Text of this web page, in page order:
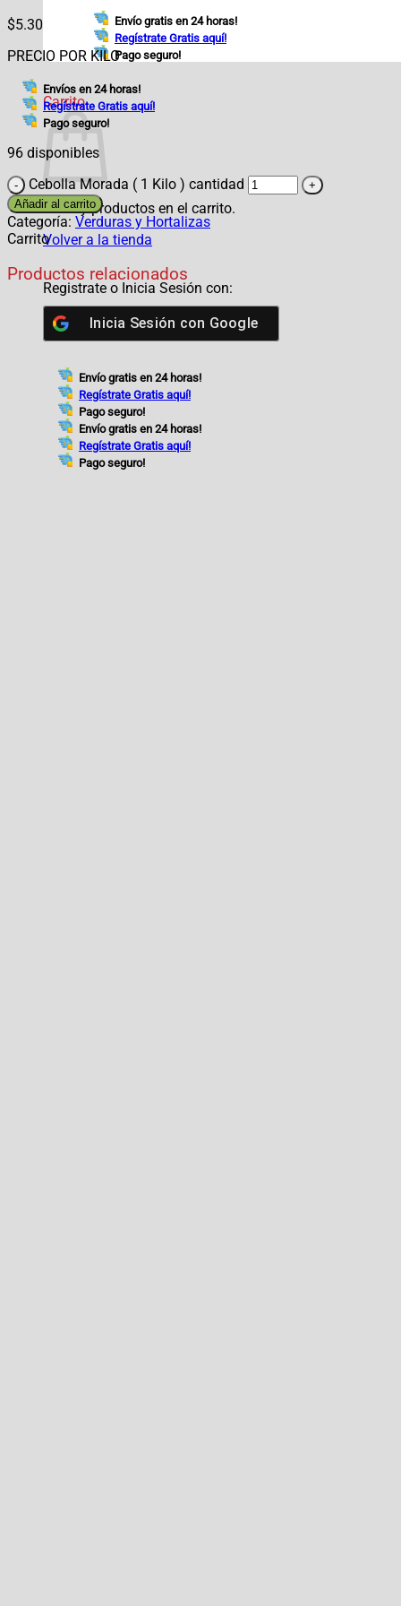
Envío gratis en 24 horas!
Regístrate Gratis aquí!
Pago seguro!
Carrito
No hay productos en el carrito.
Volver a la tienda
Registrate o Inicia Sesión con:
Inicia Sesión con Google
Envío gratis en 24 horas!
Regístrate Gratis aquí!
Pago seguro!
Envío gratis en 24 horas!
Regístrate Gratis aquí!
Pago seguro!
$5.30
PRECIO POR KILO
Envíos en 24 horas!
Regístrate Gratis aquí!
Pago seguro!
96 disponibles
Cebolla Morada ( 1 Kilo ) cantidad
Añadir al carrito
Categoría: Verduras y Hortalizas
Carrito
Productos relacionados